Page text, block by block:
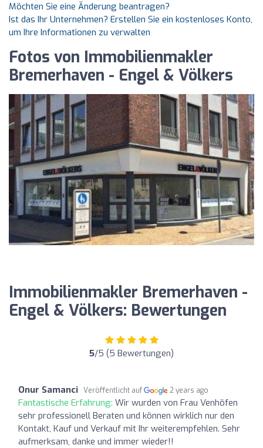
Möchten Sie eine Änderung beantragen?
Ist das Ihr Unternehmen? Erstellen Sie ein kostenloses Konto,
um Ihre Informationen zu verwalten
Fotos von Immobilienmakler
Bremerhaven - Engel & Völkers
Immobilienmakler Bremerhaven -
Engel & Völkers: Bewertungen
5/5 (5 Bewertungen)
Onur Samanci Veröffentlicht auf 2 years ago
Fantastische Erfahrung: Wir wurden von Frau Venhöfen
sehr professionell Beraten und können wirklich nur den
Kontakt, Kauf und Verkauf mit Ihr weiterempfehlen. Sehr
aufmerksam, danke und immer wieder!!